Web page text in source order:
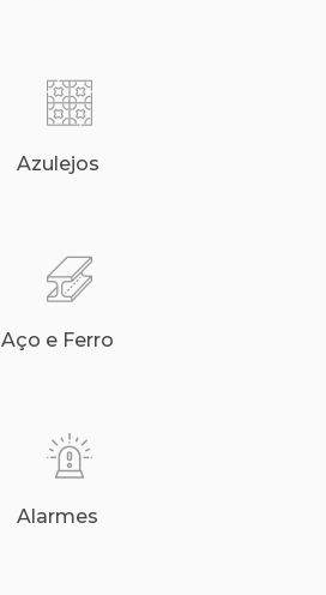
Azulejos
Aço e Ferro
Alarmes